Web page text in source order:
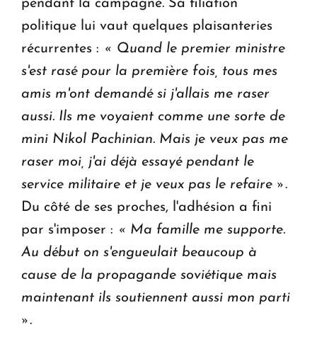
pendant la campagne. Sa filiation
politique lui vaut quelques plaisanteries
récurrentes : « Quand le premier ministre
s'est rasé pour la première fois, tous mes
amis m'ont demandé si j'allais me raser
aussi. Ils me voyaient comme une sorte de
mini Nikol Pachinian. Mais je veux pas me
raser moi, j'ai déjà essayé pendant le
service militaire et je veux pas le refaire ».
Du côté de ses proches, l'adhésion a fini
par s'imposer : « Ma famille me supporte.
Au début on s'engueulait beaucoup à
cause de la propagande soviétique mais
maintenant ils soutiennent aussi mon parti
».